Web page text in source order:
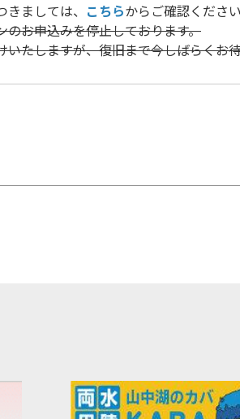
ましては、 こちらからご確認ください
のお申込みを停止しております。
いたしますが、復旧まで今しばらくお